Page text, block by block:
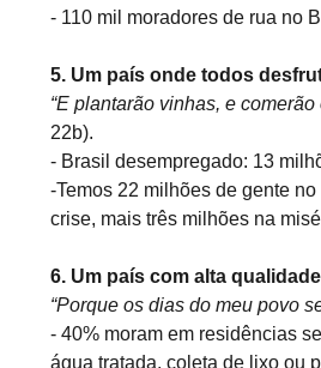
- 110 mil moradores de rua no
5. Um país onde todos
“E plantarão vinhas, e comerão
22b).
- Brasil desempregado: 13
-Temos 22 milhões de gente
crise, mais três milhões na
6. Um país com alta
“Porque os dias do meu povo
- 40% moram em residências
água tratada, coleta de lixo ou